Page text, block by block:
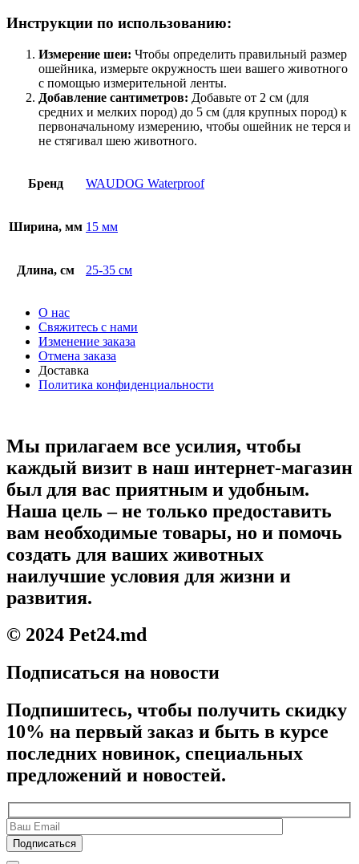
Инструкции по использованию:
Измерение шеи: Чтобы определить правильный размер
ошейника, измерьте окружность шеи вашего животного
с помощью измерительной ленты.
Добавление сантиметров: Добавьте от 2 см (для
средних и мелких пород) до 5 см (для крупных пород) к
первоначальному измерению, чтобы ошейник не терся и
не стягивал шею животного.
Бренд WAUDOG Waterproof
Ширина, мм 15 мм
Длина, см 25-35 см
О нас
Свяжитесь с нами
Изменение заказа
Отмена заказа
Доставка
Политика конфиденциальности
Мы прилагаем все усилия, чтобы
каждый визит в наш интернет-магазин
был для вас приятным и удобным.
Наша цель – не только предоставить
вам необходимые товары, но и помочь
создать для ваших животных
наилучшие условия для жизни и
развития.
© 2024 Pet24.md
Подписаться на новости
Подпишитесь, чтобы получить скидку
10% на первый заказ и быть в курсе
последних новинок, специальных
предложений и новостей.